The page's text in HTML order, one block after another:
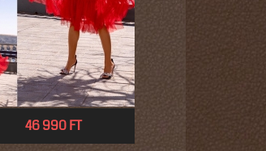
46 990 FT